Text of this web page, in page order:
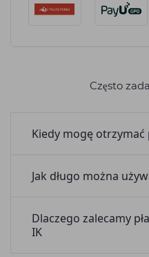
Często
Kiedy mogę
Jak długo można
Dlaczego zalecamy
IK